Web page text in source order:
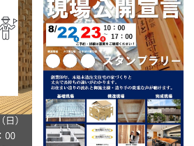
外の建築予定地の方でも現住所の有るお近
問合せください。移住の計画の方もご相談対
ください。
戸
都宮
馬
勢崎
本
児島